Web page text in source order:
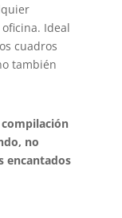
Ideal
cuadros
también
no
encantados